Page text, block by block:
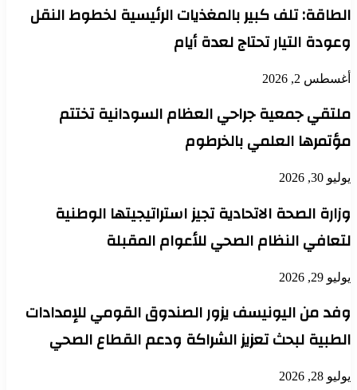
الطاقة: تلف كبير بالمغذيات الرئيسية لخطوط النقل
وعودة التيار تحتاج لعدة أيام
أغسطس 2, 2026
ملتقي جمعية جراحي العظام السودانية تختتم
مؤتمرها العلمي بالخرطوم
يوليو 30, 2026
وزارة الصحة الاتحادية تجيز استراتيجيتها الوطنية
لتعافي النظام الصحي للأعوام المقبلة
يوليو 29, 2026
وفد من اليونيسف يزور الصندوق القومي للإمدادات
الطبية لبحث تعزيز الشراكة ودعم القطاع الصحي
يوليو 28, 2026